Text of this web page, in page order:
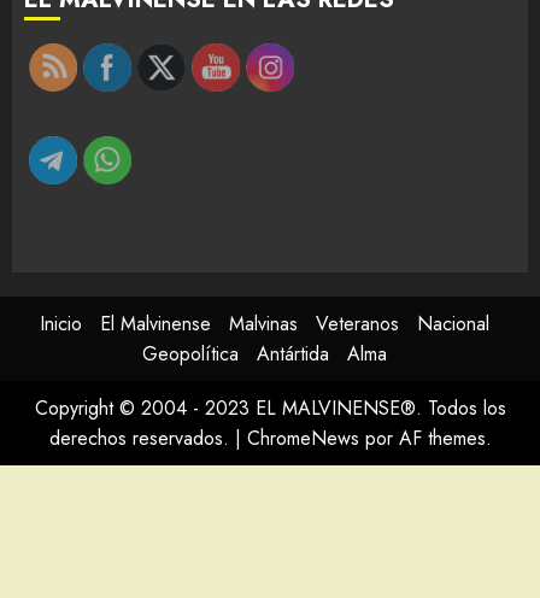
Inicio El Malvinense Malvinas Veteranos
Nacional
Geopolítica
Antártida
Alma
Copyright © 2004 - 2023 EL MALVINENSE®. Todos los
derechos reservados. | ChromeNews por AF themes.